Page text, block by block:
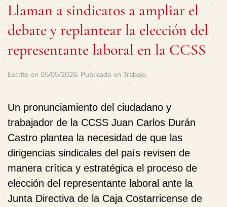
Llaman a sindicatos a ampliar el
debate y replantear la elección del
representante laboral en la CCSS
Escrito en 05/05/2026. Publicado en Trabajo.
Un pronunciamiento del ciudadano y
trabajador de la CCSS Juan Carlos Durán
Castro plantea la necesidad de que las
dirigencias sindicales del país revisen de
manera crítica y estratégica el proceso de
elección del representante laboral ante la
Junta Directiva de la Caja Costarricense de